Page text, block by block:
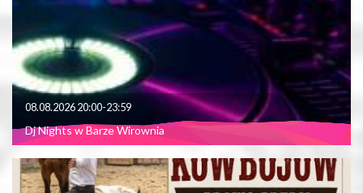
08.08.2026 20:00-23:59
Dj Nights w Barze Wirownia